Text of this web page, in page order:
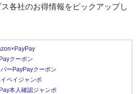
各社のお得情報をピックアップし
クーポン
ーPayPayクーポン
ペイジャンボ
本人確認ジャンボ